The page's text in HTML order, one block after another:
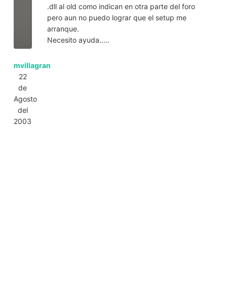
mvillagran
22
de
Agosto
del
2003
.dll al old como indican en otra parte del foro
pero aun no puedo lograr que el setup me
arranque.
Necesito ayuda.....